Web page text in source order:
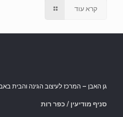
קרא עוד
גן האבן – המרכז לעיצוב הגינה והבית
סניף מודיעין / כפר רות